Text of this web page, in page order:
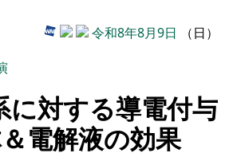
令和8年8月9日 （日）
対する導電付与
電解液の効果